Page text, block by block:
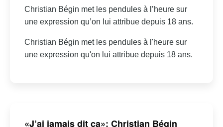
Christian Bégin met les pendules à l’heure sur
une expression qu’on lui attribue depuis 18 ans.
Christian Bégin met les pendules à l'heure sur
une expression qu'on lui attribue depuis 18 ans.
«J’ai jamais dit ça»: Christian Bégin